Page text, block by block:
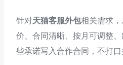
针对天猫客服外包相关需求
价、合同清晰、按月可调整
些承诺写入合作合同，不打口